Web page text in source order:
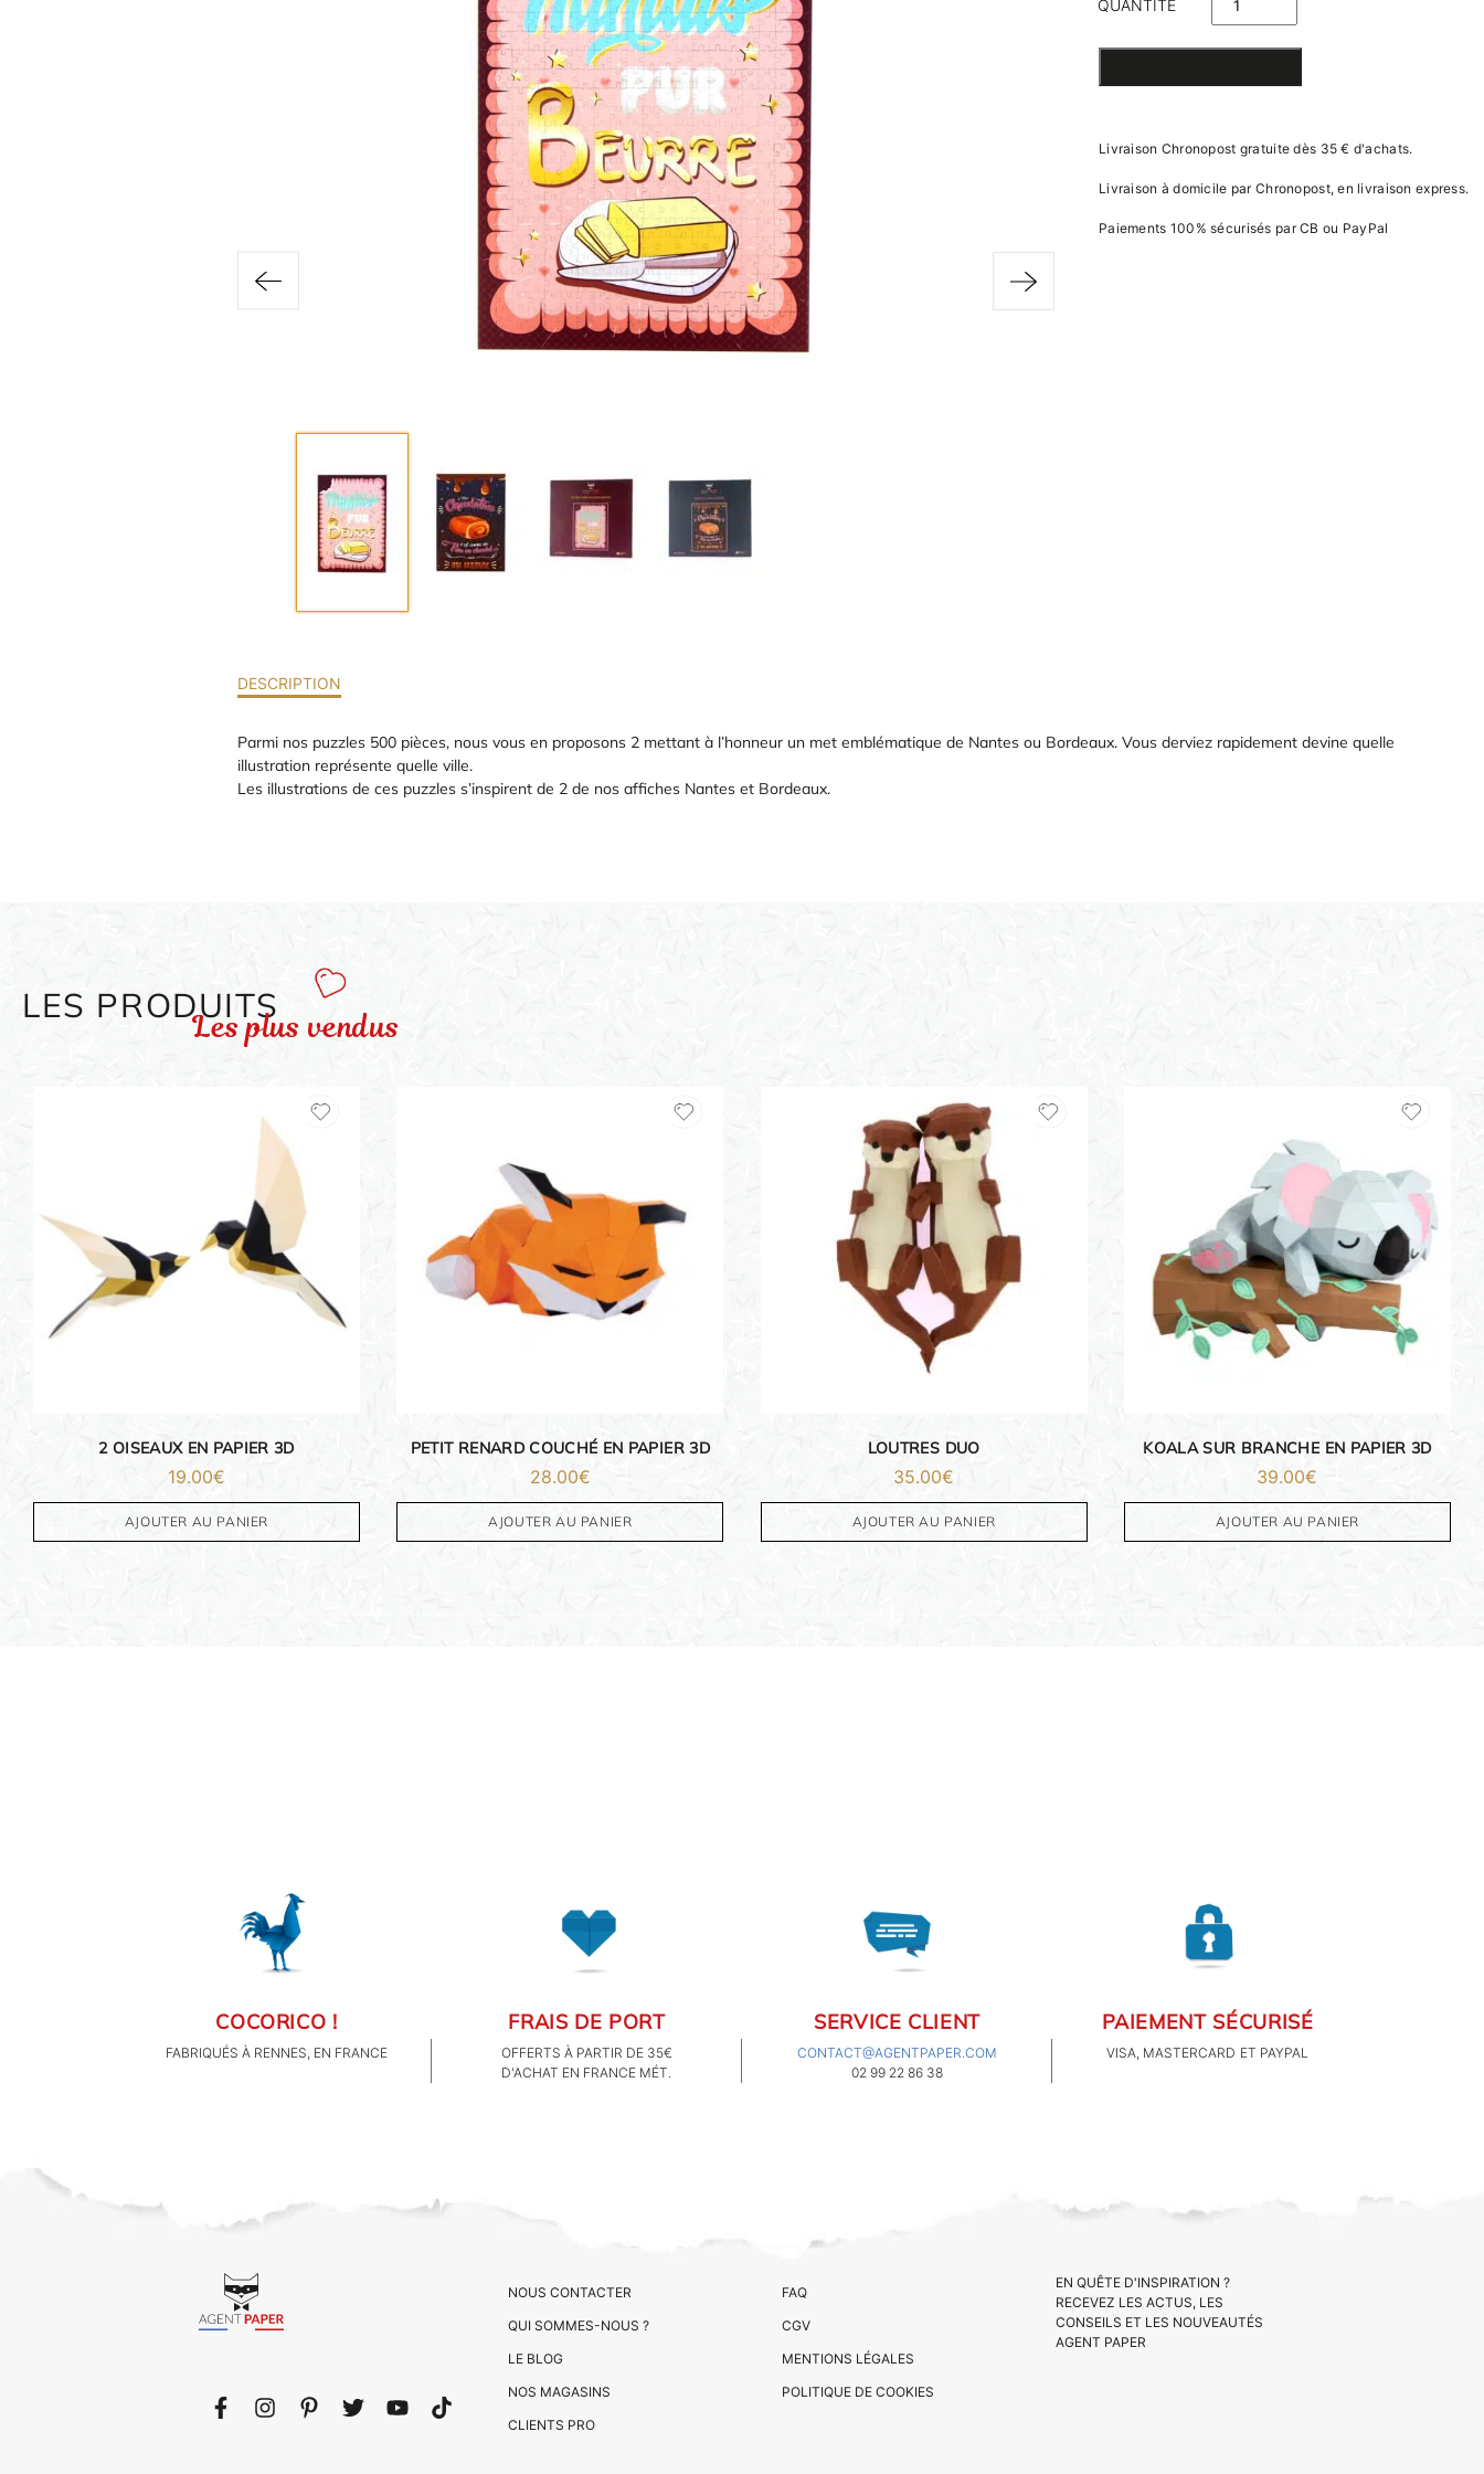
QUANTITÉ
DE PUZZLE
VILLES
Livraison Chronopost gratuite dès 35 € d'achats.
Livraison à domicile par Chronopost, en livraison express.
Paiements 100% sécurisés par CB ou PayPal
DESCRIPTION
Parmi nos puzzles 500 pièces, nous vous en proposons 2 mettant à l’honneur un met emblématique de Nantes ou Bordeaux. Vous derviez rapidement devine quelle
illustration représente quelle ville.
Les illustrations de ces puzzles s’inspirent de 2 de nos affiches Nantes et Bordeaux.
LES PRODUITS
Les plus vendus
2 OISEAUX EN PAPIER 3D
19.00€
AJOUTER AU PANIER
PETIT RENARD COUCHÉ EN PAPIER 3D
28.00€
AJOUTER AU PANIER
LOUTRES DUO
35.00€
AJOUTER AU PANIER
KOALA SUR BRANCHE EN PAPIER 3D
39.00€
AJOUTER AU PANIER
ORIGAMI 3D
DÉCORATIONS
FAMILLE & ENFANTS
IDÉES CADEAUX
OBJETS PERSONNALISÉS
COCORICO !
FABRIQUÉS À RENNES, EN FRANCE
FRAIS DE PORT
OFFERTS À PARTIR DE 35€
D'ACHAT EN FRANCE MÉT.
SERVICE CLIENT
CONTACT@AGENTPAPER.COM
02 99 22 86 38
PAIEMENT SÉCURISÉ
VISA, MASTERCARD ET PAYPAL
NOUS CONTACTER
QUI SOMMES-NOUS ?
LE BLOG
NOS MAGASINS
CLIENTS PRO
FAQ
CGV
MENTIONS LÉGALES
POLITIQUE DE COOKIES
EN QUÊTE D'INSPIRATION ?
RECEVEZ LES ACTUS, LES
CONSEILS ET LES NOUVEAUTÉS
AGENT PAPER